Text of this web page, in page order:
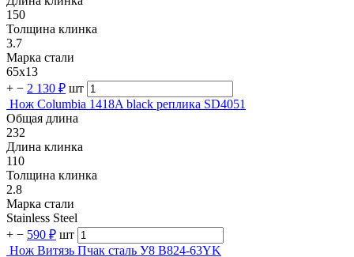
150
Толщина клинка
3.7
Марка стали
65х13
+ − 2 130 ₽ шт
Нож Columbia 1418A black реплика SD4051
Общая длина
232
Длина клинка
110
Толщина клинка
2.8
Марка стали
Stainless Steel
+ − 590 ₽ шт
Нож Витязь Пчак сталь У8 B824-63YK